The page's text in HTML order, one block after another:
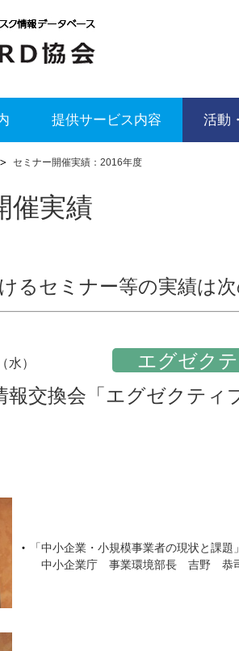
提供サービス内容 活動
セミナー開催実績：2016年度
催実績
るセミナー等の実績は
水）
エグゼク
報交換会「エグゼクティ
「中小企業・小規模事業者の現状と課題
中小企業庁 事業環境部長 吉野 恭